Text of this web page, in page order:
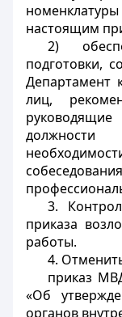
настоящим
2)
подготовки,
Департамент
лиц,
3.
приказа
работы.
4.
приказ
«Об
органов